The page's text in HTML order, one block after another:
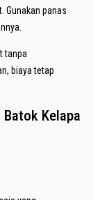
Gunakan panas
tanpa
biaya tetap
Kelapa